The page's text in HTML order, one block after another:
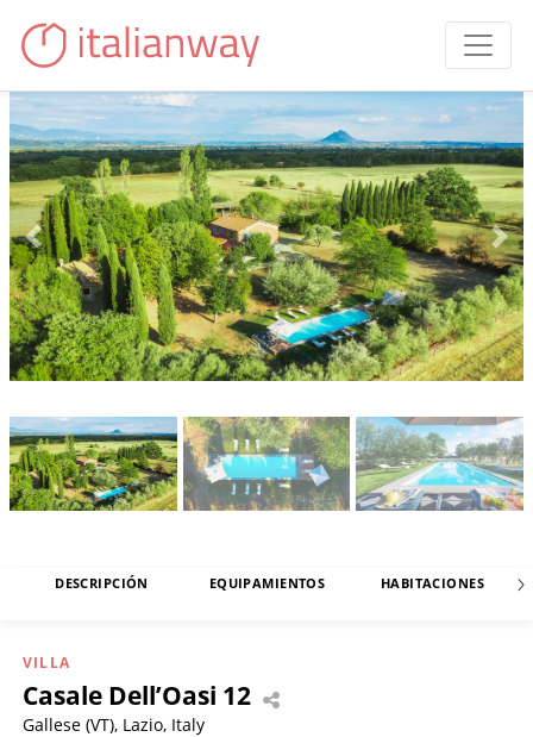
DESCRIPCIÓN EQUIPAMIENTOS HABITACIONES
VILLA
Casale Dell’Oasi 12
Gallese (VT), Lazio, Italy